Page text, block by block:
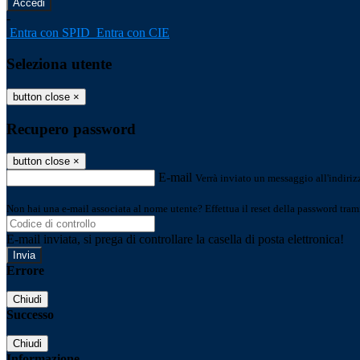
-
Entra con SPID Entra con CIE
Seleziona utente
button close ×
Recupero password
button close ×
E-mail Verrà inviato un messaggio
Non hai una e-mail associata al nome utente? Effettua il reset della password
E-mail inviata, si prega di controllare la casella di posta elettronica!
Errore
Chiudi
Successo
Chiudi